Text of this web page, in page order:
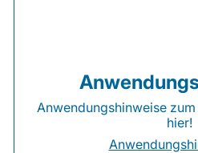
Anwendungshinweise
hier!